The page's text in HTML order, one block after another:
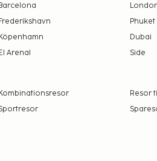
Barcelona
Frederikshavn
Phuket
Köpenhamn
Dubai
El Arenal Side
Kombinationsresor
Resor